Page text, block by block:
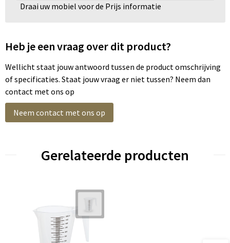
Draai uw mobiel voor de Prijs informatie
Heb je een vraag over dit product?
Wellicht staat jouw antwoord tussen de product omschrijving
of specificaties. Staat jouw vraag er niet tussen? Neem dan
contact met ons op
Neem contact met ons op
Gerelateerde producten